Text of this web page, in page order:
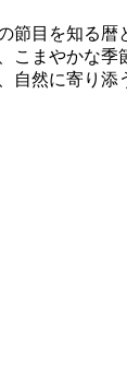
目を知る
まやかな季
然に寄り